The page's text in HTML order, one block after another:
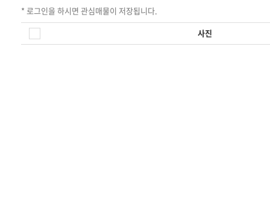
* 로그인을 하시면 관심매물이 저장됩니다.
사진